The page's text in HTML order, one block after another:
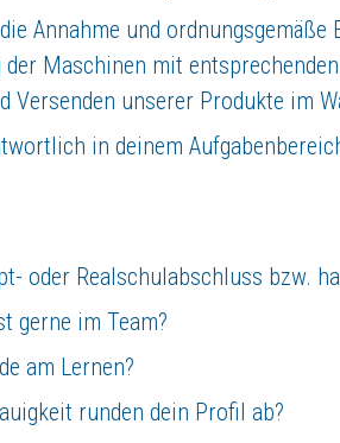
machen, um Deine zukünftigen
Lösung…
dass sich als Spezialist
einem wirtschaftlich stabilen Top-
Annahme und ordnungsgemäße
Maschinen mit
Versenden unserer Produkte im
in deinem
oder Realschulabschluss bzw.
gerne im Team?
am Lernen?
runden dein Profil ab?